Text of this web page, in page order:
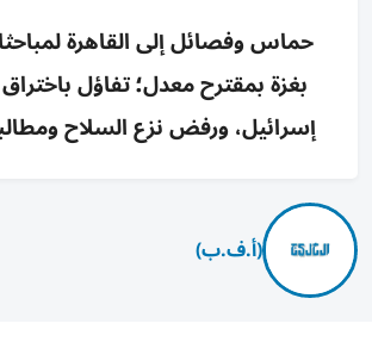
حماس وفصائل إلى القاهرة
بغزة بمقترح معدل؛ تفاؤل
إسرائيل، ورفض نزع السلاح
(أ.ف.ب)